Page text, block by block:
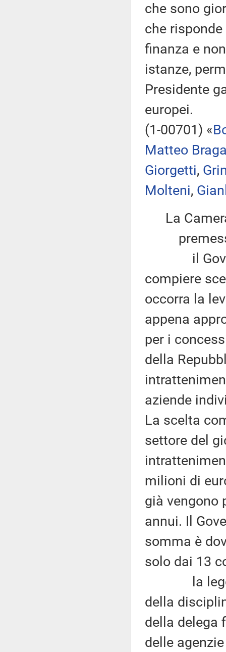
che sono
che
finanza e
istanze,
Presidente
europei.
(1-00701) «
Matteo
Giorgetti,
Molteni,
La
il
compiere
occorra la
appena
per i
della
aziende
La scelta
settore del
milioni di
già vengono
annui. Il
somma è
solo dai 13
la legge
della
della delega
delle